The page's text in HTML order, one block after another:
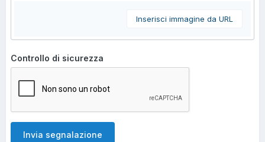
Inserisci immagine da URL
Controllo di sicurezza
Invia segnalazione